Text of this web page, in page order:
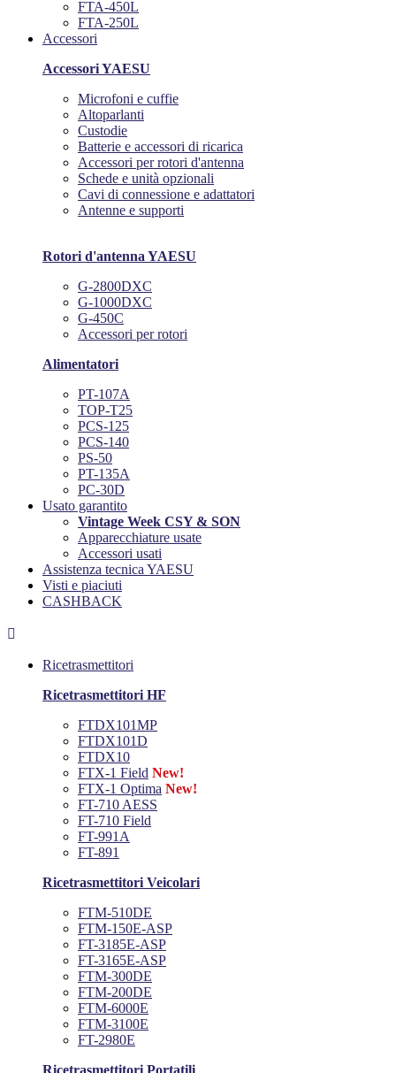
FTA-450L
FTA-250L
Accessori
Accessori YAESU
Microfoni e cuffie
Altoparlanti
Custodie
Batterie e accessori di ricarica
Accessori per rotori d'antenna
Schede e unità opzionali
Cavi di connessione e adattatori
Antenne e supporti
Rotori d'antenna YAESU
G-2800DXC
G-1000DXC
G-450C
Accessori per rotori
Alimentatori
PT-107A
TOP-T25
PCS-125
PCS-140
PS-50
PT-135A
PC-30D
Usato garantito
Vintage Week CSY & SON
Apparecchiature usate
Accessori usati
Assistenza tecnica YAESU
Visti e piaciuti
CASHBACK

Ricetrasmettitori
Ricetrasmettitori HF
FTDX101MP
FTDX101D
FTDX10
FTX-1 Field New!
FTX-1 Optima New!
FT-710 AESS
FT-710 Field
FT-991A
FT-891
Ricetrasmettitori Veicolari
FTM-510DE
FTM-150E-ASP
FT-3185E-ASP
FT-3165E-ASP
FTM-300DE
FTM-200DE
FTM-6000E
FTM-3100E
FT-2980E
Ricetrasmettitori Portatili